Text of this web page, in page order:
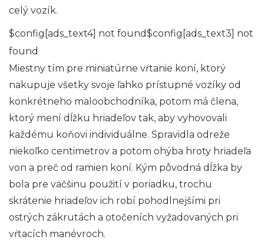
celý vozík.
$config[ads_text4] not found$config[ads_text3] not
found
Miestny tím pre miniatúrne vŕtanie koní, ktorý
nakupuje všetky svoje ľahko prístupné vozíky od
konkrétneho maloobchodníka, potom má člena,
ktorý mení dĺžku hriadeľov tak, aby vyhovovali
každému koňovi individuálne. Spravidla odreže
niekoľko centimetrov a potom ohýba hroty hriadeľa
von a preč od ramien koní. Kým pôvodná dĺžka by
bola pre väčšinu použití v poriadku, trochu
skrátenie hriadeľov ich robí pohodlnejšími pri
ostrých zákrutách a otočeních vyžadovaných pri
vŕtacích manévroch.